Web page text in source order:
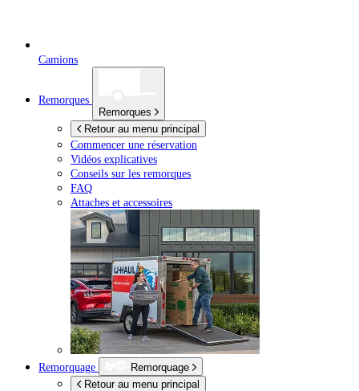
Camions
Remorques
Remorques
Retour au menu principal
Commencer une réservation
Vidéos explicatives
Conseils sur les remorques
FAQ
Attaches et accessoires
Remorquage
Remorquage
Retour au menu principal